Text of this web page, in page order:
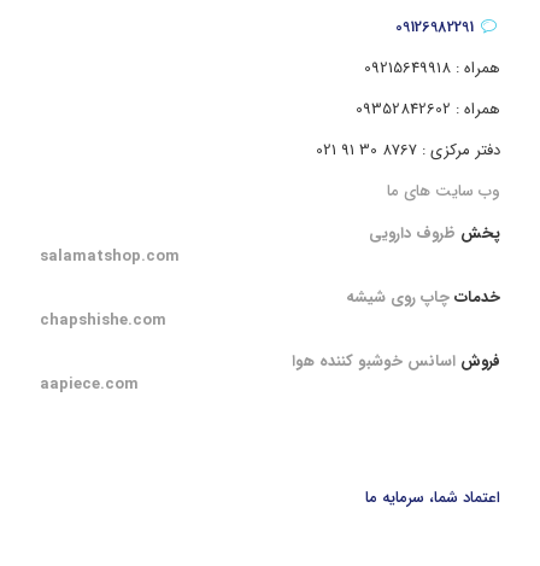
09126982291
همراه : 09215649918
همراه : 09352842602
دفتر مرکزی : 8767 30 91 021
وب سایت های ما
پخش ظروف دارویی
salamatshop.com
خدماتچاپ روی شیشه
chapshishe.com
فروش اسانس خوشبو کننده هوا
aapiece.com
اعتماد شما، سرمایه ما